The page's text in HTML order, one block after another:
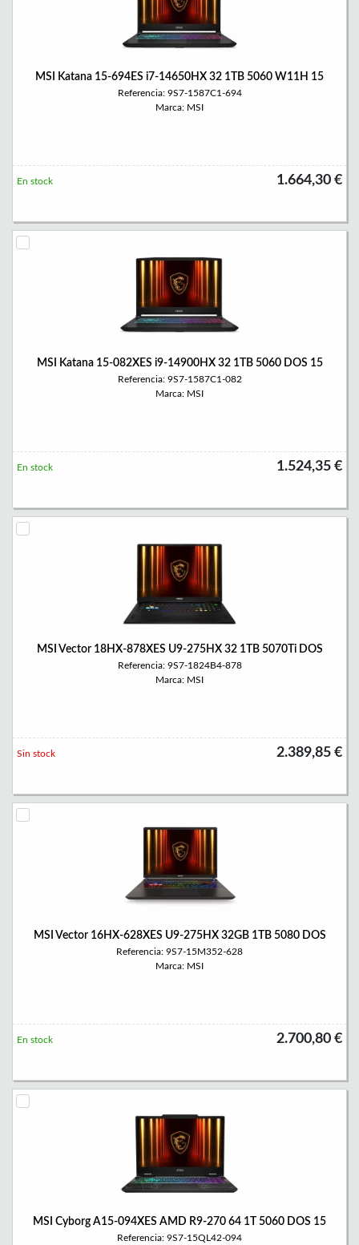
MSI Katana 15-694ES i7-14650HX 32 1TB 5060 W11H 15
Referencia: 9S7-1587C1-694
Marca: MSI
1.664,30 €
En stock
MSI Katana 15-082XES i9-14900HX 32 1TB 5060 DOS 15
Referencia: 9S7-1587C1-082
Marca: MSI
1.524,35 €
En stock
MSI Vector 18HX-878XES U9-275HX 32 1TB 5070Ti DOS
Referencia: 9S7-1824B4-878
Marca: MSI
2.389,85 €
Sin stock
MSI Vector 16HX-628XES U9-275HX 32GB 1TB 5080 DOS
Referencia: 9S7-15M352-628
Marca: MSI
2.700,80 €
En stock
MSI Cyborg A15-094XES AMD R9-270 64 1T 5060 DOS 15
Referencia: 9S7-15QL42-094